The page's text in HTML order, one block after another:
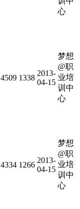
心
4509 1338
2013-
04-15
梦想
@职
业培
训中
心
4334 1266
2013-
04-15
梦想
@职
业培
训中
心